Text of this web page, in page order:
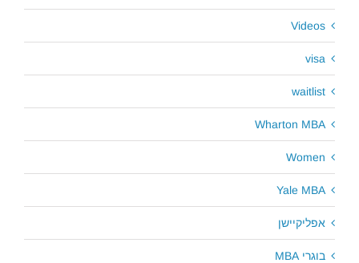
Videos
visa
waitlist
Wharton MBA
Women
Yale MBA
אפליקיישן
בוגרי MBA